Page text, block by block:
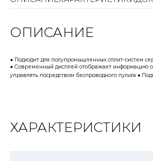
ОПИСАНИЕ
● Подходит для полупромышленных сплит-систем
● Cовременный дисплей отображает информацию о
управлять посредством беспроводного пульта ●
ХАРАКТЕРИСТИКИ